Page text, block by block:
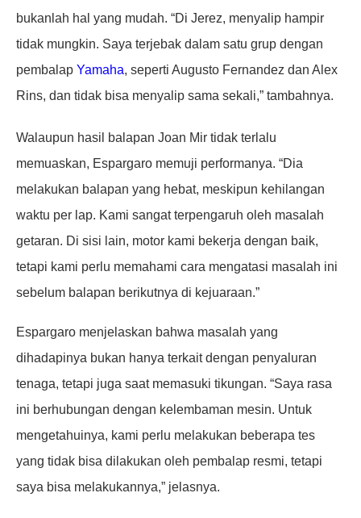
bukanlah hal yang mudah. “Di Jerez, menyalip hampir
tidak mungkin. Saya terjebak dalam satu grup dengan
pembalap Yamaha, seperti Augusto Fernandez dan Alex
Rins, dan tidak bisa menyalip sama sekali,” tambahnya.
Walaupun hasil balapan Joan Mir tidak terlalu
memuaskan, Espargaro memuji performanya. “Dia
melakukan balapan yang hebat, meskipun kehilangan
waktu per lap. Kami sangat terpengaruh oleh masalah
getaran. Di sisi lain, motor kami bekerja dengan baik,
tetapi kami perlu memahami cara mengatasi masalah ini
sebelum balapan berikutnya di kejuaraan.”
Espargaro menjelaskan bahwa masalah yang
dihadapinya bukan hanya terkait dengan penyaluran
tenaga, tetapi juga saat memasuki tikungan. “Saya rasa
ini berhubungan dengan kelembaman mesin. Untuk
mengetahuinya, kami perlu melakukan beberapa tes
yang tidak bisa dilakukan oleh pembalap resmi, tetapi
saya bisa melakukannya,” jelasnya.